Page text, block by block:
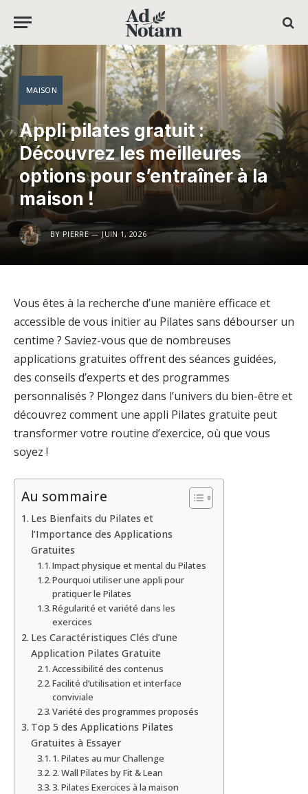
MAISON
Appli pilates gratuit :
Découvrez les meilleures
options pour s’entraîner à la
maison !
BY PIERRE JUIN 1, 2026
Vous êtes à la recherche d’une manière efficace et
accessible de vous initier au Pilates sans débourser un
centime ? Saviez-vous que de nombreuses
applications gratuites offrent des séances guidées,
des conseils d’experts et des programmes
personnalisés ? Plongez dans l’univers du bien-être et
découvrez comment une appli Pilates gratuite peut
transformer votre routine d’exercice, où que vous
soyez !
Au sommaire
Les Bienfaits du Pilates et
l’Importance des Applications
Gratuites
Impact physique et mental du Pilates
Pourquoi utiliser une appli pour
pratiquer le Pilates
Régularité et variété dans les
exercices
Les Caractéristiques Clés d’une
Application Pilates Gratuite
Accessibilité des contenus
Facilité d’utilisation et interface
conviviale
Variété des programmes proposés
Top 5 des Applications Pilates
Gratuites à Essayer
1. Pilates au mur Challenge
2. Wall Pilates by Fit & Lean
3. Pilates Exercices à la maison